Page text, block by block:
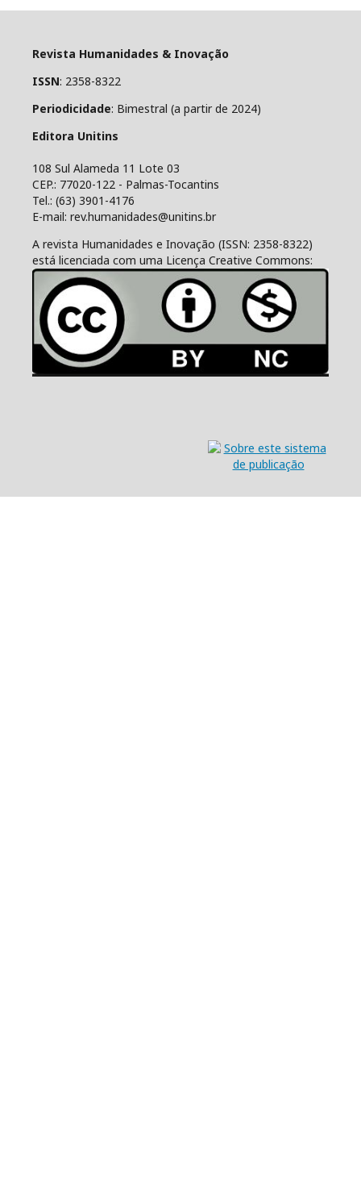
Revista Humanidades & Inovação
ISSN: 2358-8322
Periodicidade: Bimestral (a partir de 2024)
Editora Unitins
108 Sul Alameda 11 Lote 03
CEP.: 77020-122 - Palmas-Tocantins
Tel.: (63) 3901-4176
E-mail: rev.humanidades@unitins.br
A revista Humanidades e Inovação (ISSN: 2358-8322)
está licenciada com uma Licença Creative Commons: